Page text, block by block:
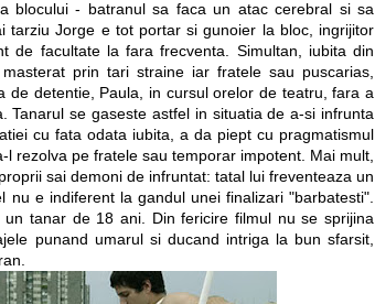
blocului - batranul sa faca un atac cerebral si sa
tarziu Jorge e tot portar si gunoier la bloc, ingrijitor
de facultate la fara frecventa. Simultan, iubita din
prin tari straine iar fratele sau puscarias,
de detentie, Paula, in cursul orelor de teatru, fara a
Tanarul se gaseste astfel in situatia de a-si infrunta
cu fata odata iubita, a da piept cu pragmatismul
rezolva pe fratele sau temporar impotent. Mai mult,
sai demoni de infruntat: tatal lui freventeaza un
e indiferent la gandul unei finalizari "barbatesti".
tanar de 18 ani. Din fericire filmul nu se sprijina
punand umarul si ducand intriga la bun sfarsit,